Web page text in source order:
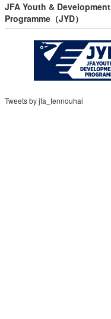
JFA Youth & Development
Programme（JYD）
Tweets by jfa_tennouhai